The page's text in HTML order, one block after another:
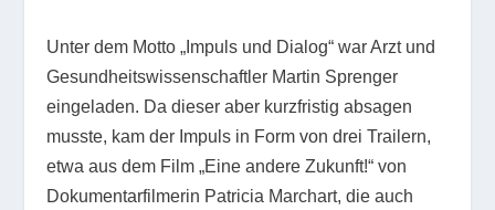
Unter dem Motto „Impuls und Dialog“ war Arzt und
Gesundheitswissenschaftler Martin Sprenger
eingeladen. Da dieser aber kurzfristig absagen
musste, kam der Impuls in Form von drei Trailern,
etwa aus dem Film „Eine andere Zukunft!“ von
Dokumentarfilmerin Patricia Marchart, die auch